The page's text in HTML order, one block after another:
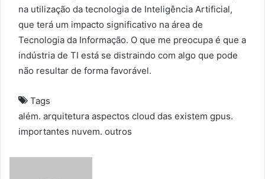
na utilização da tecnologia de Inteligência Artificial,
que terá um impacto significativo na área de
Tecnologia da Informação. O que me preocupa é que a
indústria de TI está se distraindo com algo que pode
não resultar de forma favorável.
Tags
além. arquitetura aspectos cloud das existem gpus.
importantes nuvem. outros